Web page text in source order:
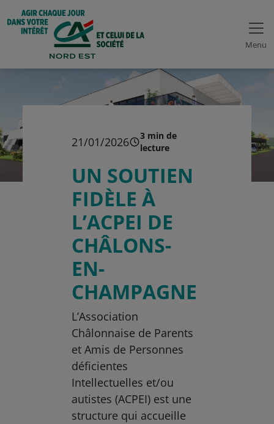
Menu
21/01/2026
3 min de
lecture
UN SOUTIEN
FIDÈLE À
L’ACPEI DE
CHÂLONS-
EN-
CHAMPAGNE
L’Association
Châlonnaise de Parents
et Amis de Personnes
déficientes
Intellectuelles et/ou
autistes (ACPEI) est une
structure qui accueille